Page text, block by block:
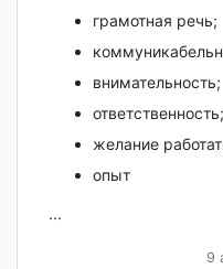
грамотная речь;
внимательность;
ответственность;
желание
опыт
...
9